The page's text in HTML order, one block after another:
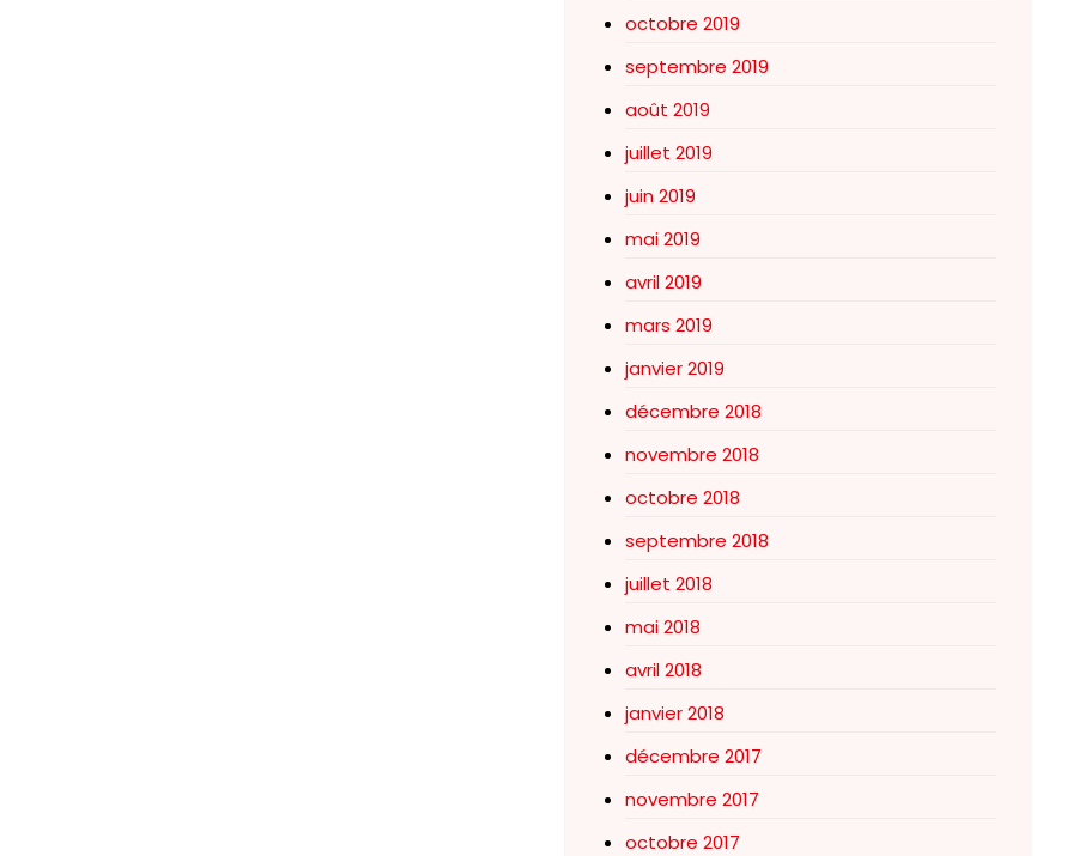
octobre 2019
septembre 2019
août 2019
juillet 2019
juin 2019
mai 2019
avril 2019
mars 2019
janvier 2019
décembre 2018
novembre 2018
octobre 2018
septembre 2018
juillet 2018
mai 2018
avril 2018
janvier 2018
décembre 2017
novembre 2017
octobre 2017